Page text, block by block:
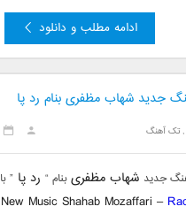
ادامه مطلب و دانلود
جدید شهاب مظفری بنام رد پا
,تک آهنگ
جدید شهاب مظفریبنام “ رد پا ”
Music Shahab Mozaffari –